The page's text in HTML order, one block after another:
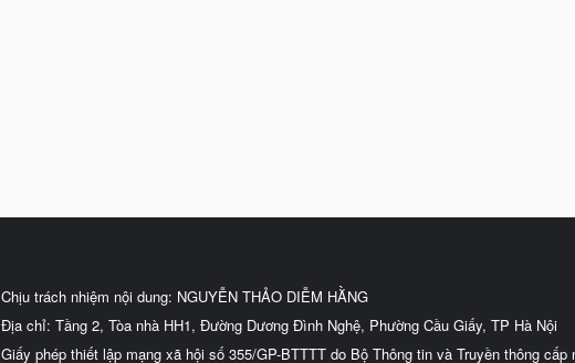
Chịu trách nhiệm nội dung: NGUYỄN THẢO DIỄM HẰNG
Địa chỉ: Tầng 2, Tòa nhà HH1, Đường Dương Đình Nghệ, Phường Cầu Giấy, TP Hà Nội
Giấy phép thiết lập mạng xã hội số 355/GP-BTTTT do Bộ Thông tin và Truyền thông cấp